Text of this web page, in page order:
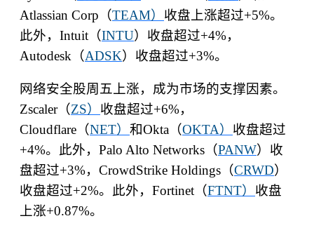
Atlassian Corp （TEAM） 收盘上涨超过+5%。
此外， Intuit （INTU）收盘超过+4%，
Autodesk （ADSK）收盘超过+3%。
网络安全股周五上涨，成为市场的支撑因素。
Zscaler（ZS） 收盘超过+6%，
Cloudflare （NET） 和Okta （OKTA） 收盘超过
+4%。此外， Palo Alto Networks （PANW）收
盘超过+3%， CrowdStrike Holdings （CRWD）
收盘超过+2%。此外， Fortinet （FTNT） 收盘
上涨+0.87%。